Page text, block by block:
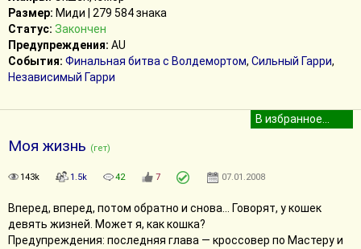
Размер: Миди | 279 584 знака
Статус: Закончен
Предупреждения: AU
События: Финальная битва с Волдемортом, Сильный Гарри,
Независимый Гарри
Моя жизнь (гет)
143k 1.5k 42 7 07.01.2008
Вперед, вперед, потом обратно и снова… Говорят, у кошек
девять жизней. Может я, как кошка?
Предупреждения: последняя глава — кроссовер по Мастеру и